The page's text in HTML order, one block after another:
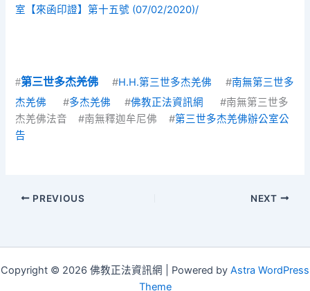
室【來函印證】第十五號 (07/02/2020)/
#第三世多杰羌佛 #H.H.第三世多杰羌佛 #南無第三世多
杰羌佛 #多杰羌佛 #佛教正法資訊網
#南無第三世多
杰羌佛法音 #南無釋迦牟尼佛
#第三世多杰羌佛辦公室公
告
PREVIOUS NEXT
Copyright © 2026 佛教正法資訊網 | Powered by Astra WordPress
Theme